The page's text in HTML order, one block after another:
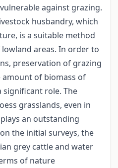
against grazing.
husbandry, which
is a suitable method
areas. In order to
preservation of grazing
amount of biomass of
significant role. The
grasslands, even in
an outstanding
the initial surveys, the
grey cattle and water
of nature